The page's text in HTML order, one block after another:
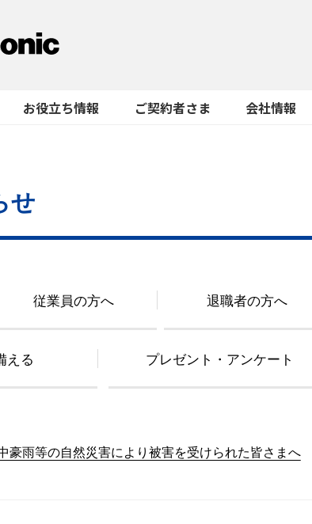
お役立ち情報 ご契約者さま 会社情報
せ
従業員の方へ 退職者の方へ
える プレゼント・アンケート
豪雨等の自然災害により被害を受けられた皆さまへ